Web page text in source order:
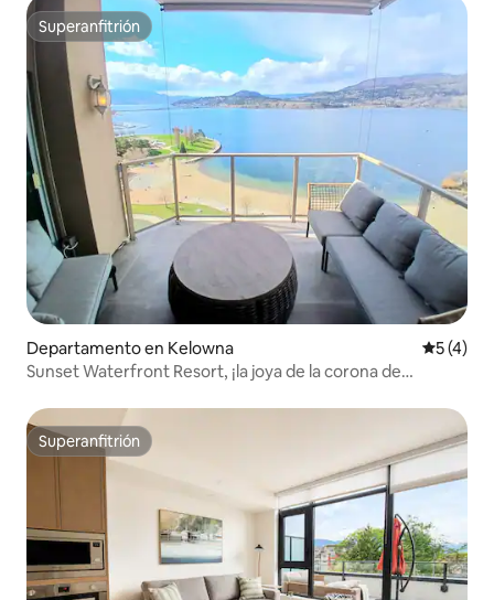
Superanfitrión
Superanfitrión
Departamento en Kelowna
5 (4)
Sunset Waterfront Resort, ¡la joya de la corona de
Superanfitrión
Superanfitrión